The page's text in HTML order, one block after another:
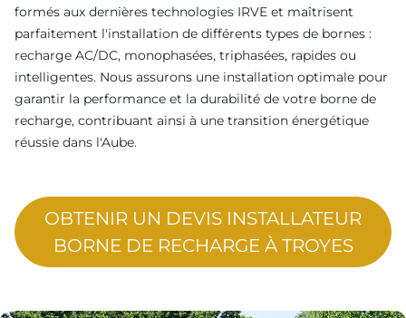
formés aux dernières technologies IRVE et maîtrisent
parfaitement l'installation de différents types de bornes :
recharge AC/DC, monophasées, triphasées, rapides ou
intelligentes. Nous assurons une installation optimale pour
garantir la performance et la durabilité de votre borne de
recharge, contribuant ainsi à une transition énergétique
réussie dans l'Aube.
OBTENIR UN DEVIS INSTALLATEUR
BORNE DE RECHARGE À TROYES